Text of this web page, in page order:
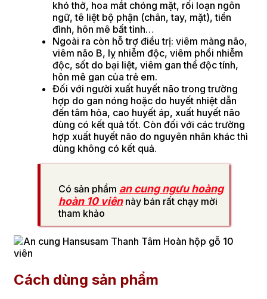
khó thở, hoa mắt chóng mặt, rối loạn ngôn
ngữ, tê liệt bộ phận (chân, tay, mặt), tiền
đình, hôn mê bất tỉnh…
Ngoài ra còn hỗ trợ điều trị: viêm màng não,
viêm não B, lỵ nhiễm độc, viêm phổi nhiễm
độc, sốt do bại liệt, viêm gan thể độc tính,
hôn mê gan của trẻ em.
Đối với người xuất huyết não trong trường
hợp do gan nóng hoặc do huyết nhiệt dẫn
đến tâm hỏa, cao huyết áp, xuất huyết não
dùng có kết quả tốt. Còn đối với các trường
hợp xuất huyết não do nguyên nhân khác thì
dùng không có kết quả.
Có sản phẩm an cung ngưu hoàng
hoàn 10 viênnày bán rất chạy mời
tham khảo
Cách dùng sản phẩm